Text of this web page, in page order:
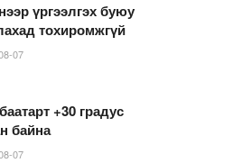
үргээлгэх буюу
тохиромжгүй
07
+30 градус
байна
07